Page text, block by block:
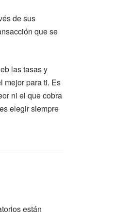
de sus
que se
las tasas y
mejor para ti. Es
ni el que cobra
elegir siempre
están